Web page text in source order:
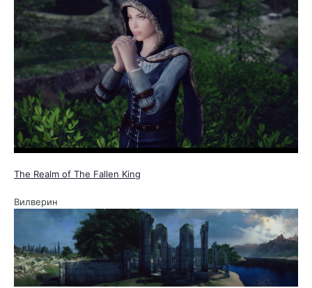
The Realm of The Fallen King
Вилверин